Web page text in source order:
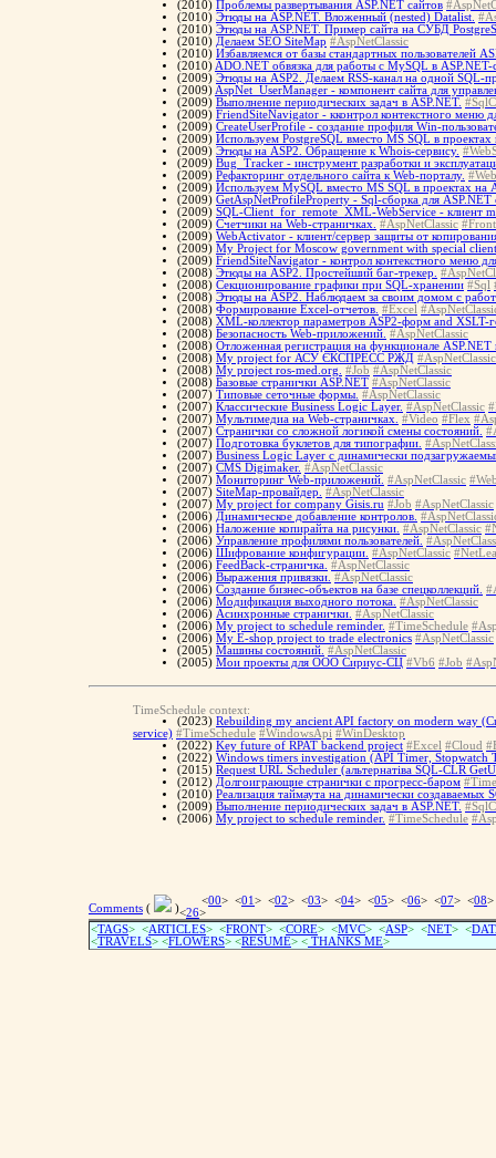
(2010) Проблемы развертывания ASP.NET сайтов
(2010) Этюды на ASP.NET. Вложенный (nested) Datalist.
(2010) Этюды на ASP.NET. Пример сайта на СУБД
(2010) Делаем SEO SiteMap #AspNetClassic
(2010) Избавляемся от базы стандартных пользователей
(2010) ADO.NET обвязка для работы с MySQL в
(2009) Этюды на ASP2. Делаем RSS-канал на одной SQL-
(2009) AspNet_UserManager - компонент сайта для
(2009) Выполнение периодических задач в ASP.NET.
(2009) FriendSiteNavigator - кконтрол контекстного меню
(2009) CreateUserProfile - создание профиля Win-
(2009) Используем PostgreSQL вместо MS SQL в
(2009) Этюды на ASP2. Обращение к Whois-сервису.
(2009) Bug_Tracker - инструмент разработки и
(2009) Рефакторинг отдельного сайта к Web-порталу.
(2009) Используем MySQL вместо MS SQL в проектах на
(2009) GetAspNetProfileProperty - Sql-сборка для ASP.NET
(2009) SQL-Client_for_remote_XML-WebService - клиент
(2009) Счетчики на Web-страничках. #AspNetClassic #Front
(2009) WebActivator - клиент/сервер защиты от
(2009) My Project for Moscow government with special
(2009) FriendSiteNavigator - контрол контекстного меню
(2008) Этюды на ASP2. Простейший баг-трекер.
(2008) Cекционирование графики при SQL-хранении #Sql
(2008) Этюды на ASP2. Наблюдаем за своим домом с
(2008) Формирование Excel-отчетов. #Excel
(2008) XML-коллектор параметров ASP2-форм and XSLT-
(2008) Безопасность Web-приложений. #AspNetClassic
(2008) Отложенная регистрация на функционале ASP.NET
(2008) My project for АСУ ЄКСПРЕСС РЖД #AspNetClassic
(2008) My project ros-med.org. #Job #AspNetClassic
(2008) Базовые странички ASP.NET #AspNetClassic
(2007) Типовые сеточные формы. #AspNetClassic
(2007) Классические Business Logic Layer. #AspNetClassic
(2007) Мультимедиа на Web-страничках. #Video #Flex
(2007) Странички со сложной логикой смены состояний.
(2007) Подготовка буклетов для типографии.
(2007) Business Logic Layer с динамически
(2007) CMS Digimaker. #AspNetClassic
(2007) Мониторинг Web-приложений. #AspNetClassic
(2007) SiteMap-провайдер.
#AspNetClassic
(2007) My project for company Gisis.ru #Job #AspNetClassic
(2006) Динамическое добавление контролов.
(2006) Наложение копирайта на рисунки. #AspNetClassic
(2006) Управление профилями пользователей.
(2006) Шифрование конфигурации. #AspNetClassic
(2006) FeedBack-страничка. #AspNetClassic
(2006) Выражения привязки. #AspNetClassic
(2006) Создание бизнес-объектов на базе спецколлекций.
(2006) Модификация выходного потока. #AspNetClassic
(2006) Асинхронные странички. #AspNetClassic
(2006) My project to schedule reminder. #TimeSchedule
(2006) My E-shop project to trade electronics #AspNetClassic
(2005) Машины состояний. #AspNetClassic
(2005) Мои проекты для ООО Сириус-СЦ #Vb6 #Job
TimeSchedule context:
(2023) Rebuilding my ancient API factory on modern way
service) #TimeSchedule #WindowsApi #WinDesktop
(2022) Key future of RPAT backend project #Excel #Cloud
(2022) Windows timers investigation (API Timer,
(2015) Request URL Scheduler (альтернатіва SQL-CLR
(2012) Долгоиграющие странички с прогресс-баром
(2010) Реализация таймаута на динамически
(2009) Выполнение периодических задач в ASP.NET.
(2006) My project to schedule reminder. #TimeSchedule
Comments ( )
<00> <01> <02> <03> <04> <05> <06> <07> <08
<26>
<TAGS> <ARTICLES> <FRONT> <CORE> <MVC> <ASP> <NET> <
<TRAVELS> <FLOWERS> <RESUME> < THANKS ME>